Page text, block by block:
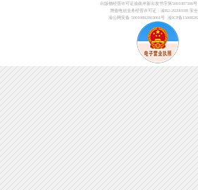
出版物经营许可证渝南岸新出发书字第5001087306号
增值电信业务经营许可证：渝B2-20200188 安
渝公网安备 50010802003061号
渝ICP备